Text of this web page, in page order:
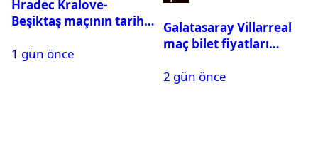
Hradec Kralove-
Beşiktaş maçının tarihi
1 gün önce
Galatasaray Villarreal
maç bilet fiyatları
2 gün önce